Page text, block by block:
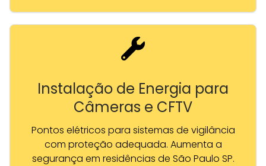
Instalação de Energia para
Câmeras e CFTV
Pontos elétricos para sistemas de vigilância
com proteção adequada. Aumenta a
segurança em residências de São Paulo SP.